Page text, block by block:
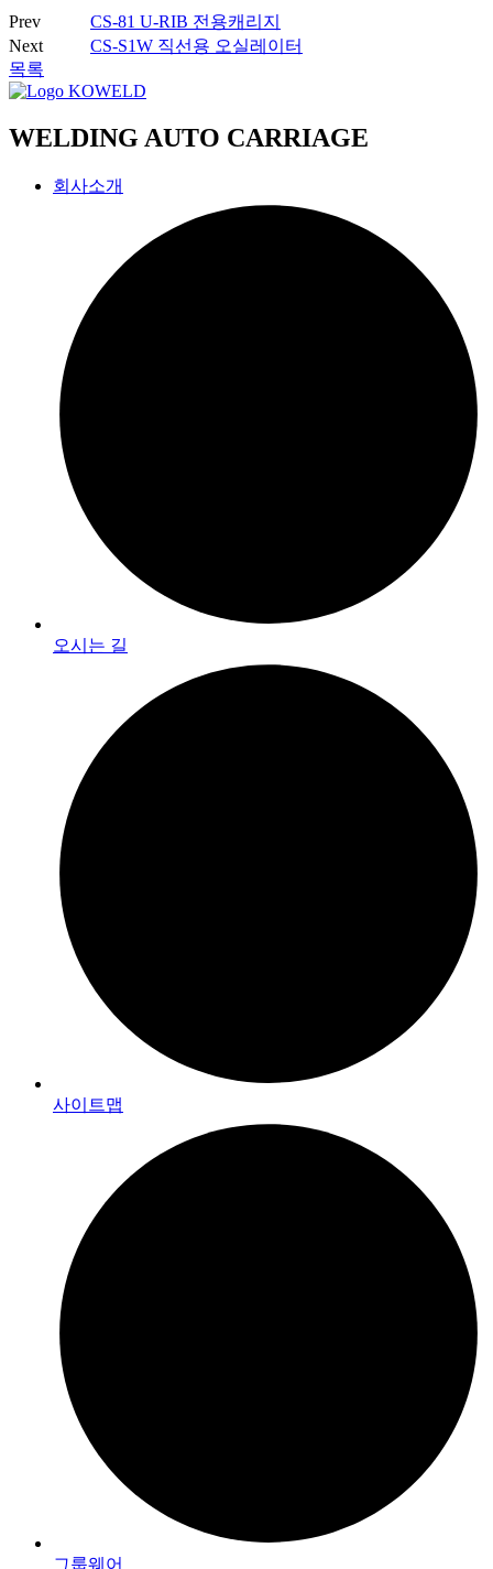
Prev
CS-81 U-RIB 전용캐리지
Next
CS-S1W 직선용 오실레이터
목록
WELDING AUTO CARRIAGE
회사소개
오시는 길
사이트맵
그룹웨어